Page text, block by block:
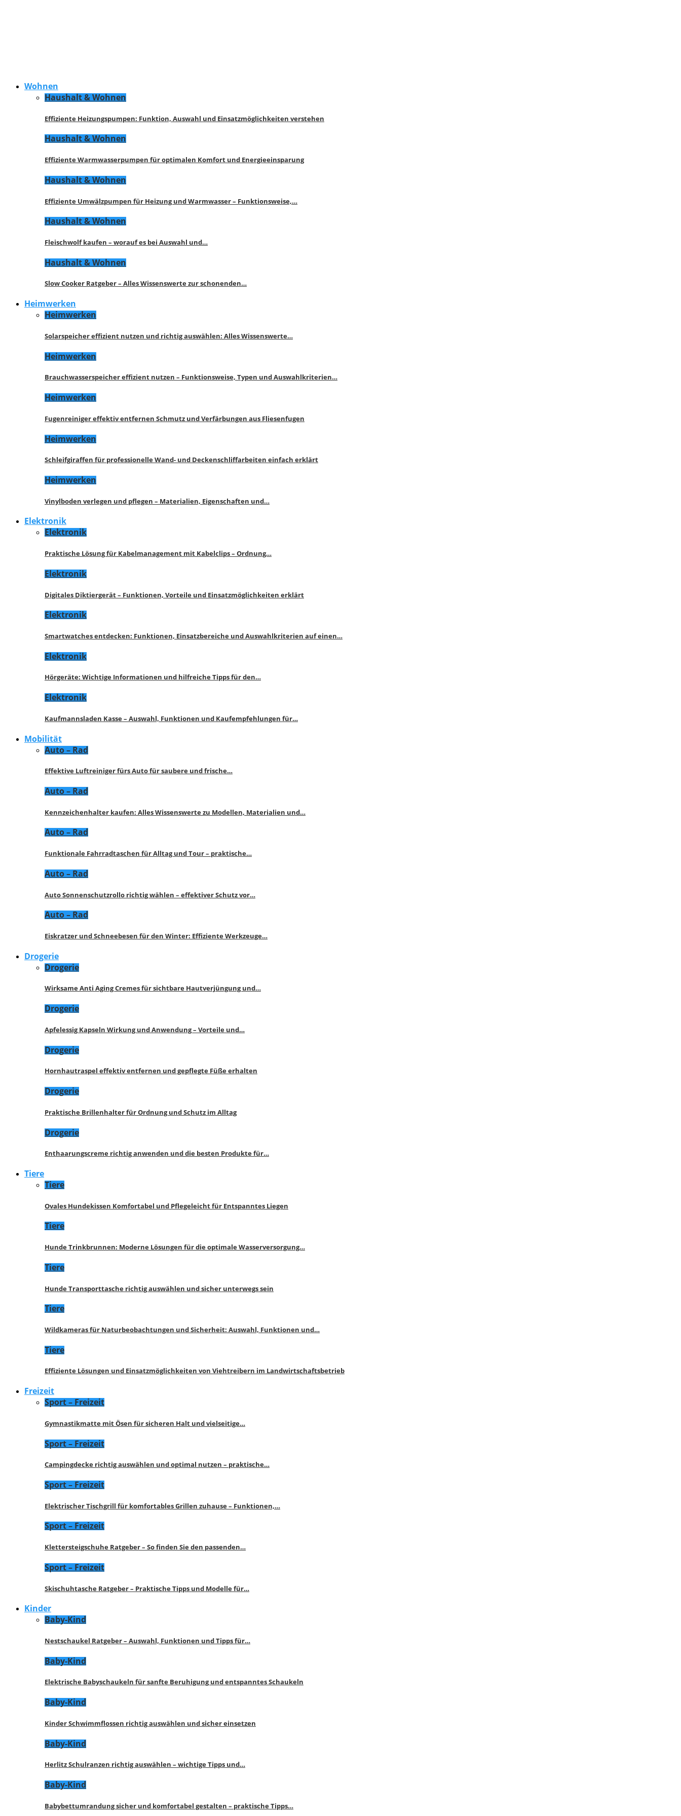
Wohnen
Haushalt & Wohnen
Effiziente Heizungspumpen: Funktion, Auswahl und Einsatzmöglichkeiten verstehen
Haushalt & Wohnen
Effiziente Warmwasserpumpen für optimalen Komfort und Energieeinsparung
Haushalt & Wohnen
Effiziente Umwälzpumpen für Heizung und Warmwasser – Funktionsweise,…
Haushalt & Wohnen
Fleischwolf kaufen – worauf es bei Auswahl und…
Haushalt & Wohnen
Slow Cooker Ratgeber – Alles Wissenswerte zur schonenden…
Heimwerken
Heimwerken
Solarspeicher effizient nutzen und richtig auswählen: Alles Wissenswerte…
Heimwerken
Brauchwasserspeicher effizient nutzen – Funktionsweise, Typen und Auswahlkriterien…
Heimwerken
Fugenreiniger effektiv entfernen Schmutz und Verfärbungen aus Fliesenfugen
Heimwerken
Schleifgiraffen für professionelle Wand- und Deckenschliffarbeiten einfach erklärt
Heimwerken
Vinylboden verlegen und pflegen – Materialien, Eigenschaften und…
Elektronik
Elektronik
Praktische Lösung für Kabelmanagement mit Kabelclips – Ordnung…
Elektronik
Digitales Diktiergerät – Funktionen, Vorteile und Einsatzmöglichkeiten erklärt
Elektronik
Smartwatches entdecken: Funktionen, Einsatzbereiche und Auswahlkriterien auf einen…
Elektronik
Hörgeräte: Wichtige Informationen und hilfreiche Tipps für den…
Elektronik
Kaufmannsladen Kasse – Auswahl, Funktionen und Kaufempfehlungen für…
Mobilität
Auto – Rad
Effektive Luftreiniger fürs Auto für saubere und frische…
Auto – Rad
Kennzeichenhalter kaufen: Alles Wissenswerte zu Modellen, Materialien und…
Auto – Rad
Funktionale Fahrradtaschen für Alltag und Tour – praktische…
Auto – Rad
Auto Sonnenschutzrollo richtig wählen – effektiver Schutz vor…
Auto – Rad
Eiskratzer und Schneebesen für den Winter: Effiziente Werkzeuge…
Drogerie
Drogerie
Wirksame Anti Aging Cremes für sichtbare Hautverjüngung und…
Drogerie
Apfelessig Kapseln Wirkung und Anwendung – Vorteile und…
Drogerie
Hornhautraspel effektiv entfernen und gepflegte Füße erhalten
Drogerie
Praktische Brillenhalter für Ordnung und Schutz im Alltag
Drogerie
Enthaarungscreme richtig anwenden und die besten Produkte für…
Tiere
Tiere
Ovales Hundekissen Komfortabel und Pflegeleicht für Entspanntes Liegen
Tiere
Hunde Trinkbrunnen: Moderne Lösungen für die optimale Wasserversorgung…
Tiere
Hunde Transporttasche richtig auswählen und sicher unterwegs sein
Tiere
Wildkameras für Naturbeobachtungen und Sicherheit: Auswahl, Funktionen und…
Tiere
Effiziente Lösungen und Einsatzmöglichkeiten von Viehtreibern im Landwirtschaftsbetrieb
Freizeit
Sport – Freizeit
Gymnastikmatte mit Ösen für sicheren Halt und vielseitige…
Sport – Freizeit
Campingdecke richtig auswählen und optimal nutzen – praktische…
Sport – Freizeit
Elektrischer Tischgrill für komfortables Grillen zuhause – Funktionen,…
Sport – Freizeit
Klettersteigschuhe Ratgeber – So finden Sie den passenden…
Sport – Freizeit
Skischuhtasche Ratgeber – Praktische Tipps und Modelle für…
Kinder
Baby-Kind
Nestschaukel Ratgeber – Auswahl, Funktionen und Tipps für…
Baby-Kind
Elektrische Babyschaukeln für sanfte Beruhigung und entspanntes Schaukeln
Baby-Kind
Kinder Schwimmflossen richtig auswählen und sicher einsetzen
Baby-Kind
Herlitz Schulranzen richtig auswählen – wichtige Tipps und…
Baby-Kind
Babybettumrandung sicher und komfortabel gestalten – praktische Tipps…